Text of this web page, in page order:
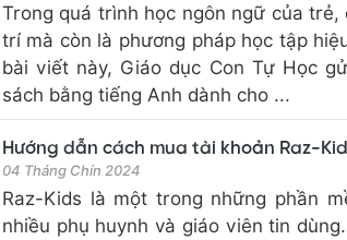
Trong quá trình học ngôn ngữ của
trí mà còn là phương pháp học tập
bài viết này, Giáo dục Con Tự Học
sách bằng tiếng Anh dành cho ...
Hướng dẫn cách mua tài khoản Raz-
04 Tháng Chín 2024
Raz-Kids là một trong những phần
nhiều phụ huynh và giáo viên tin